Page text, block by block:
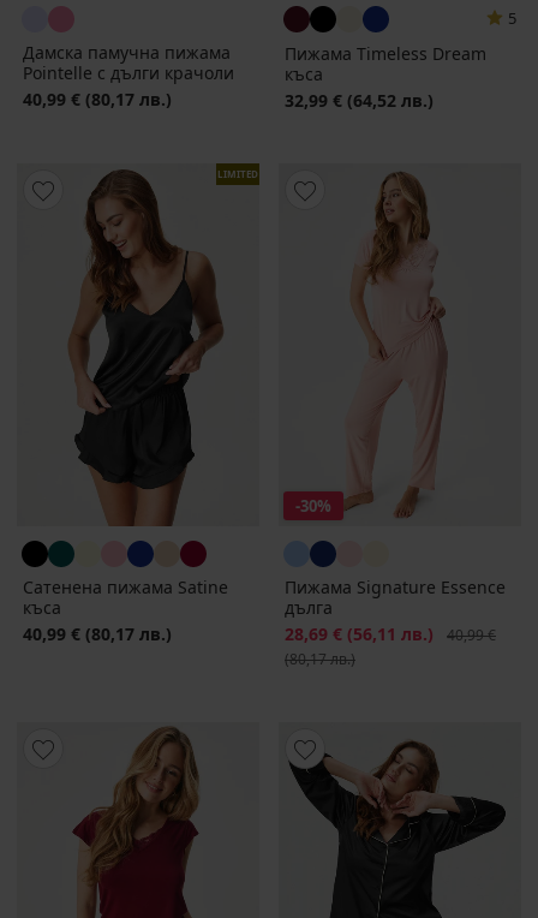
Дамска памучна пижама
Pointelle с дълги крачоли
40,99 € (80,17 лв.)
5
Пижама Timeless Dream
къса
32,99 € (64,52 лв.)
LIMITED
Сатенена пижама Satine
къса
40,99 € (80,17 лв.)
-30%
Пижама Signature Essence
дълга
Намаление
28,69 € (56,11 лв.)
40,99 €
(80,17 лв.)